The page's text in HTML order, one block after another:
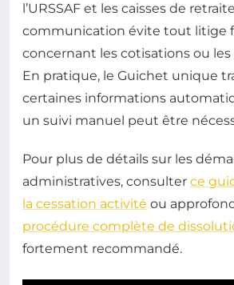
l’URSSAF et les caisses de
communication évite tout litige
concernant les cotisations ou les
En pratique, le Guichet unique
certaines informations
un suivi manuel peut être
Pour plus de détails sur les
administratives, consulter ce
la cessation activité ou
procédure complète de
fortement recommandé.